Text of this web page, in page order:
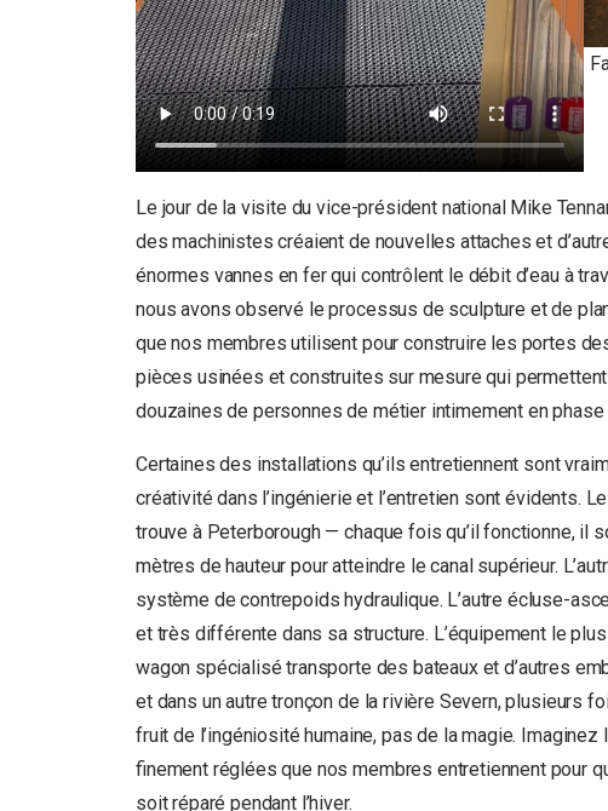
Le jour de la visite du vice-président national Mike
des machinistes créaient de nouvelles attaches et
énormes vannes en fer qui contrôlent le débit d’eau à
nous avons observé le processus de sculpture et de
que nos membres utilisent pour construire les portes
pièces usinées et construites sur mesure qui
douzaines de personnes de métier intimement en phase
Certaines des installations qu’ils entretiennent sont
créativité dans l’ingénierie et l’entretien sont évidents.
trouve à Peterborough — chaque fois qu’il fonctionne, il
mètres de hauteur pour atteindre le canal supérieur.
système de contrepoids hydraulique. L’autre écluse-
et très différente dans sa structure. L’équipement le
wagon spécialisé transporte des bateaux et d’autres
et dans un autre tronçon de la rivière Severn, plusieurs
fruit de l’ingéniosité humaine, pas de la magie.
finement réglées que nos membres entretiennent pour
soit réparé pendant l’hiver.